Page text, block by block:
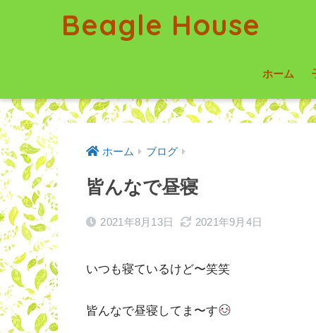
Beagle House
ホーム
ホーム ブログ
皆んなで昼寝
2021年8月13日 2021年9月4日
いつも寝ているけど〜笑笑
皆んなで昼寝してま〜す